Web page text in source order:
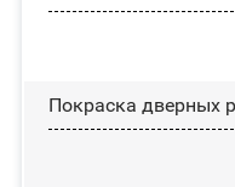
Покраска дверных